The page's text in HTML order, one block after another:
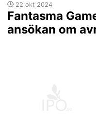
22 okt 2024
Fantasma
ansökan om